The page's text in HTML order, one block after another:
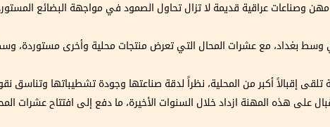
مهن وصناعات عراقية قديمة لا تزال تحاول الصمود في مواجهة البضائع
بغداد، مع عشرات المحال التي تعرض منتجات محلية وأخرى مستوردة،
تلقى إقبالاً أكبر من المحلية، نظراً لدقة صناعتها وجودة تشطيباتها وتناسق
على هذه المهنة ازداد خلال السنوات الأخيرة، ما دفع إلى افتتاح عشرات